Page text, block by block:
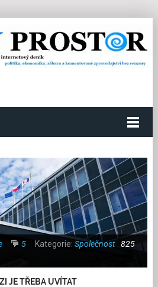
5 Kategorie: Společnost
825
JE TŘEBA UVÍTAT